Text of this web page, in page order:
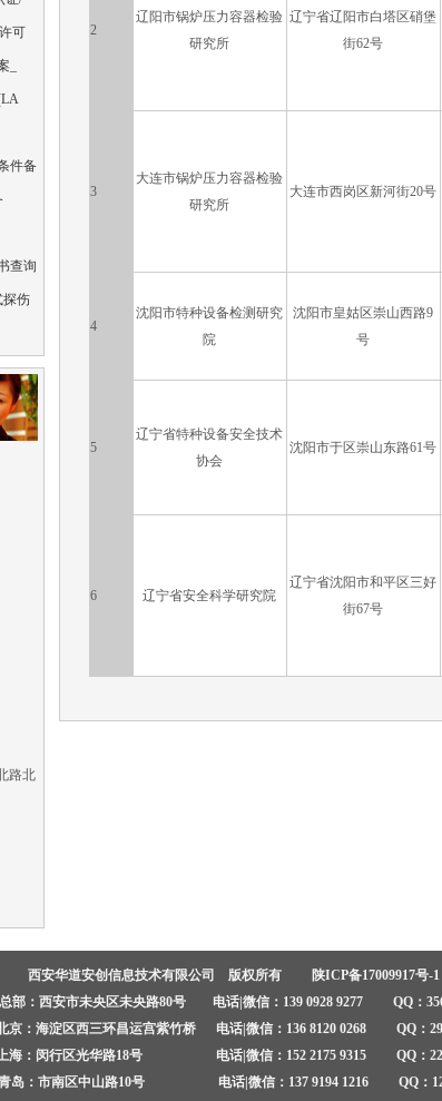
可
件备
查询
探伤
路北
2
辽阳市锅炉压力容器检验
研究所
辽宁省辽阳市白塔区硝堡
街62号
3
大连市锅炉压力容器检验
研究所
大连市西岗区新河街20号
4
沈阳市特种设备检测研究
院
沈阳市皇姑区崇山西路9
号
5
辽宁省特种设备安全技术
协会
沈阳市于区崇山东路61号
6 辽宁省安全科学研究院
辽宁省沈阳市和平区三好
街67号
西安华道安创信息技术有限公司 版权所有
陕ICP备17009917号-1
总部：西安市未央区未央路80号 电话|微信：139 0928 9277 QQ：
京：海淀区西三环昌运宫紫竹桥 电话|微信：136 8120 0268 QQ：
海：闵行区光华路18号 电话|微信：152 2175 9315 QQ：
岛：市南区中山路10号 电话|微信：137 9194 1216 QQ：